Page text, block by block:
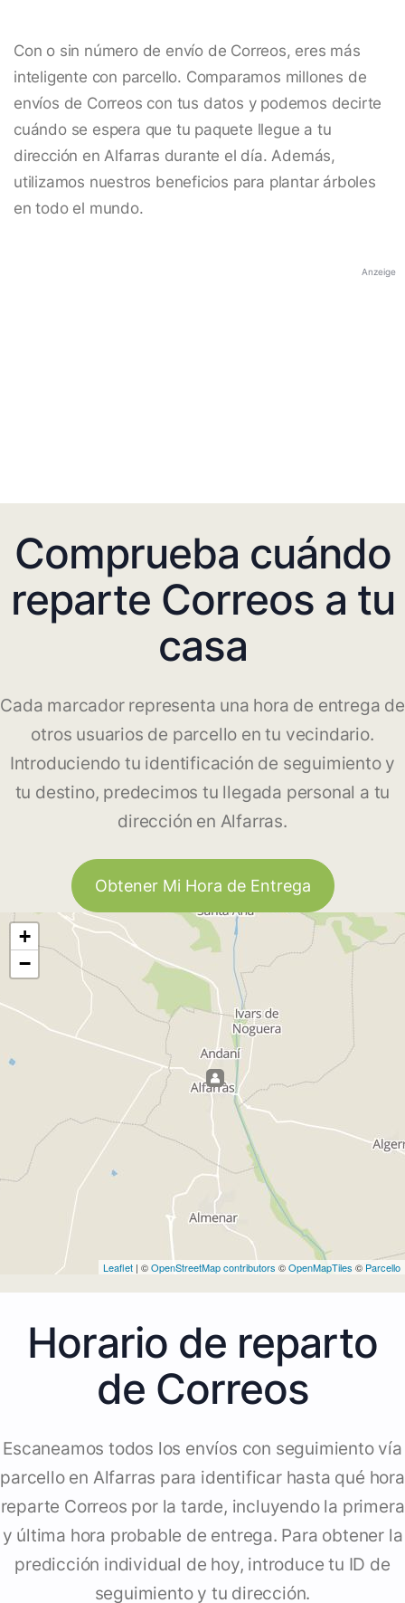
Con o sin número de envío de Correos, eres más
inteligente con parcello. Comparamos millones de
envíos de Correos con tus datos y podemos decirte
cuándo se espera que tu paquete llegue a tu
dirección en Alfarras durante el día. Además,
utilizamos nuestros beneficios para plantar árboles
en todo el mundo.
Anzeige
Comprueba cuándo
reparte Correos a tu
casa
Cada marcador representa una hora de entrega de
otros usuarios de parcello en tu vecindario.
Introduciendo tu identificación de seguimiento y
tu destino, predecimos tu llegada personal a tu
dirección en Alfarras.
Obtener Mi Hora de Entrega
+
−
Leaflet | ©OpenStreetMap contributors ©OpenMapTiles © Parcello
Horario de reparto
de Correos
Escaneamos todos los envíos con seguimiento vía
parcello en Alfarras para identificar hasta qué hora
reparte Correos por la tarde, incluyendo la primera
y última hora probable de entrega. Para obtener la
predicción individual de hoy, introduce tu ID de
seguimiento y tu dirección.